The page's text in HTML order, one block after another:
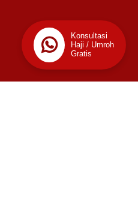
Konsultasi
Haji / Umroh
Gratis